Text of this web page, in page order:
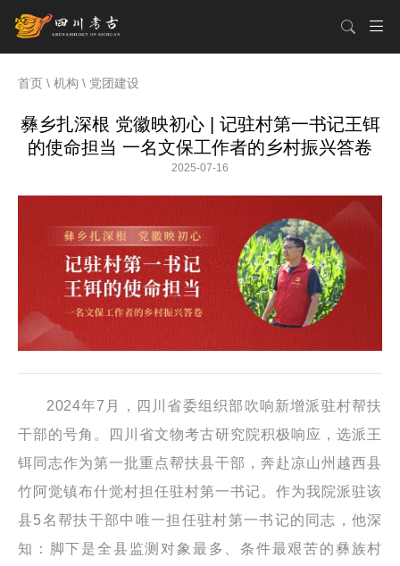
首页 \ 机构 \ 党团建设
彝乡扎深根 党徽映初心 | 记驻村第一书记王铒
的使命担当 一名文保工作者的乡村振兴答卷
2025-07-16
2024年7月，四川省委组织部吹响新增派驻村帮扶
干部的号角。四川省文物考古研究院积极响应，选派王
铒同志作为第一批重点帮扶县干部，奔赴凉山州越西县
竹阿觉镇布什觉村担任驻村第一书记。作为我院派驻该
县5名帮扶干部中唯一担任驻村第一书记的同志，他深
知：脚下是全县监测对象最多、条件最艰苦的彝族村